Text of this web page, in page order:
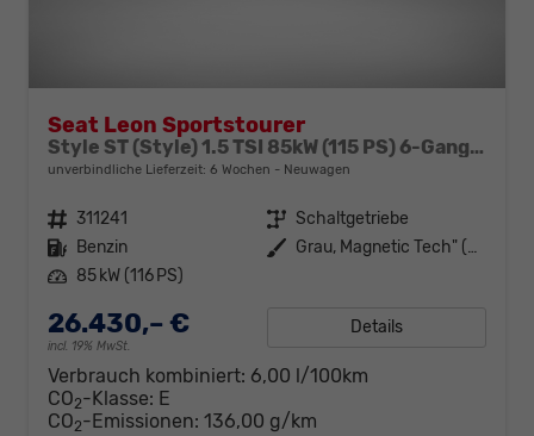
Seat Leon Sportstourer
Style ST (Style) 1.5 TSI 85kW (115 PS) 6-Gang Schaltgetriebe
unverbindliche Lieferzeit: 6 Wochen Neuwagen
Fahrzeugnr. 311241 Getriebe Schaltgetriebe
Kraftstoff Benzin Außenfarbe
Grau, Magnetic Tech" (S7)"
Leistung 85 kW (116 PS)
26.430,– €
incl. 19% MwSt.
Details
Verbrauch kombiniert: 6,00 l/100km
CO2-Klasse: E
CO2-Emissionen: 136,00 g/km